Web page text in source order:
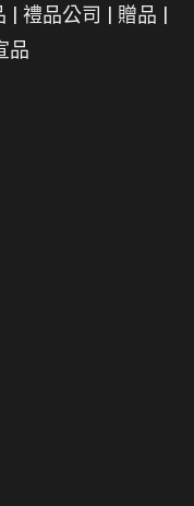
| 禮品公司 | 贈品 |
品